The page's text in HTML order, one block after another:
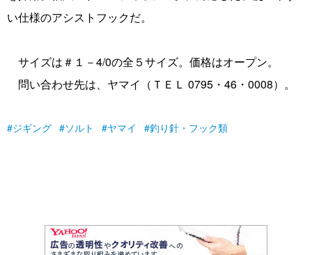
い仕様のアシストフックだ。
サイズは＃１－4/0の全５サイズ。価格はオープン。
問い合わせ先は、ヤマイ（ＴＥＬ 0795・46・0008）。
ジギング ソルト ヤマイ 釣り針・フック類